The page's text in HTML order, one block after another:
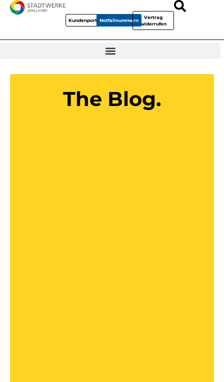
KundenportalNotfallnummern
Vertrag
widerrufen
The Blog.